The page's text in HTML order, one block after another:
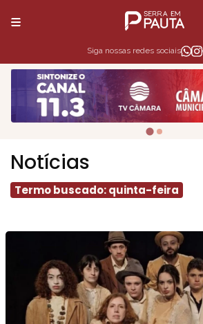
Siga nossas redes sociais
Notícias
Termo buscado: quinta-feira